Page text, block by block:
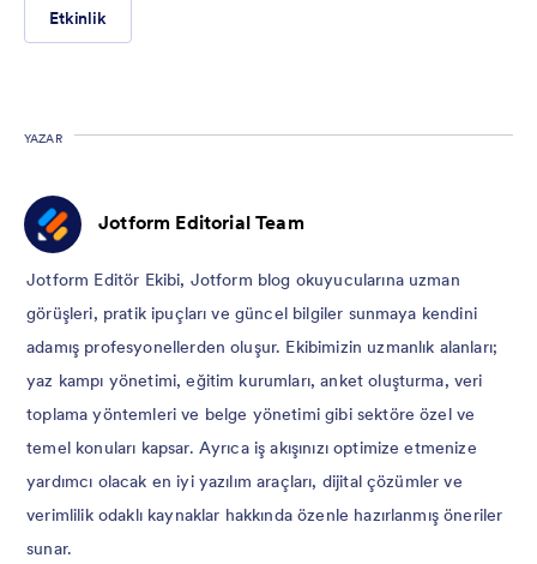
Etkinlik
YAZAR
Jotform Editorial Team
Jotform Editör Ekibi, Jotform blog okuyucularına uzman
görüşleri, pratik ipuçları ve güncel bilgiler sunmaya kendini
adamış profesyonellerden oluşur. Ekibimizin uzmanlık alanları;
yaz kampı yönetimi, eğitim kurumları, anket oluşturma, veri
toplama yöntemleri ve belge yönetimi gibi sektöre özel ve
temel konuları kapsar. Ayrıca iş akışınızı optimize etmenize
yardımcı olacak en iyi yazılım araçları, dijital çözümler ve
verimlilik odaklı kaynaklar hakkında özenle hazırlanmış öneriler
sunar.